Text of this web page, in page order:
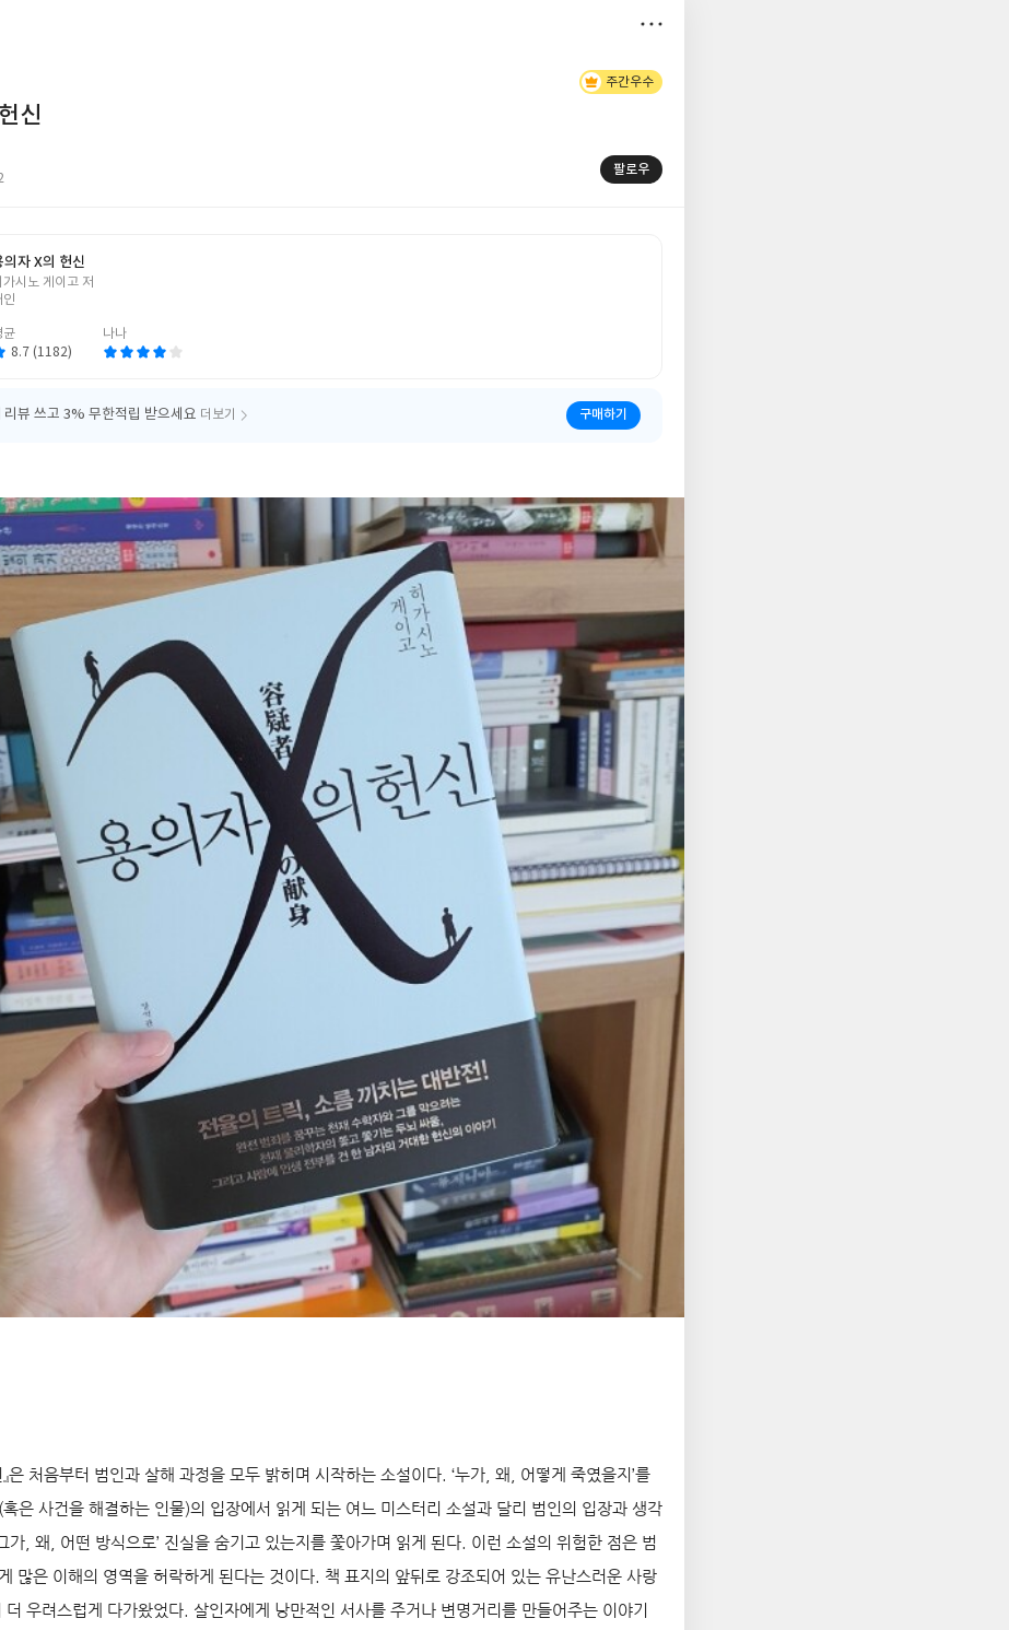
저
장
주간우수
신
팔로우
의자 X의 헌신
가시노 게이고 저
인
균
8.7 (1182)
나나
리뷰 쓰고 3% 무한적립 받으세요 더보기 구매하기
』은 처음부터 범인과 살해 과정을 모두 밝히며 시작하는 소설이다. ‘누가, 왜, 어떻게 죽였을지’를
은 사건을 해결하는 인물)의 입장에서 읽게 되는 여느 미스터리 소설과 달리 범인의 입장과 생각
가, 왜, 어떤 방식으로’ 진실을 숨기고 있는지를 쫓아가며 읽게 된다. 이런 소설의 위험한 점은 범
많은 이해의 영역을 허락하게 된다는 것이다. 책 표지의 앞뒤로 강조되어 있는 유난스러운 사랑
우려스럽게 다가왔었다. 살인자에게 낭만적인 서사를 주거나 변명거리를 만들어주는 이야기